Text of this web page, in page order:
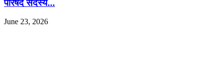
परिषद सदस्य...
June 23, 2026